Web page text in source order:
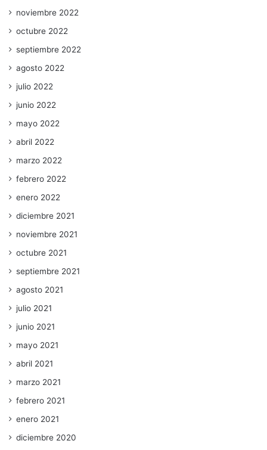
noviembre 2022
octubre 2022
septiembre 2022
agosto 2022
julio 2022
junio 2022
mayo 2022
abril 2022
marzo 2022
febrero 2022
enero 2022
diciembre 2021
noviembre 2021
octubre 2021
septiembre 2021
agosto 2021
julio 2021
junio 2021
mayo 2021
abril 2021
marzo 2021
febrero 2021
enero 2021
diciembre 2020